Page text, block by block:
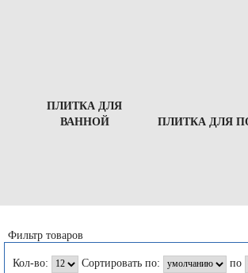
ПЛИТКА ДЛЯ
ВАННОЙ
ПЛИТКА ДЛЯ
Фильтр товаров
Кол-во: Сортировать по: по